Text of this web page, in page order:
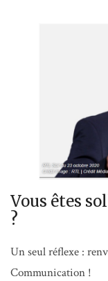
Vous êtes
?
Un seul réflexe :
Communication !